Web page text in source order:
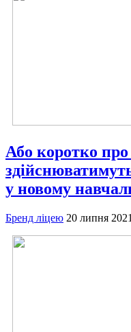
Або коротко про
у новому
Бренд ліцею 20 липня 2021